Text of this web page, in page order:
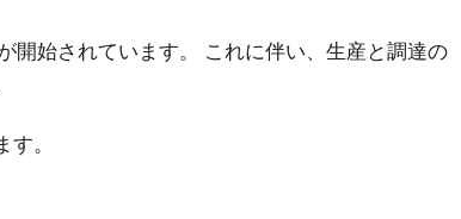
開始されています。 これに伴い、生産と調達の
。